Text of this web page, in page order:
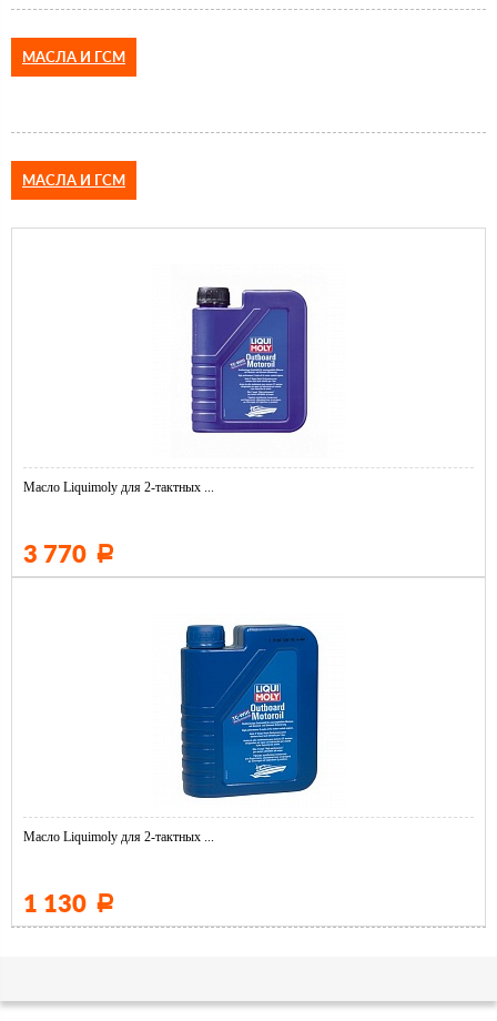
МАСЛА И ГСМ
МАСЛА И ГСМ
Масло Liquimoly для 2-тактных ...
3 770 Р
Масло Liquimoly для 2-тактных ...
1 130 Р